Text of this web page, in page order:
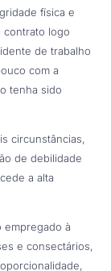
física e
contrato logo
de trabalho
com a
tenha sido
circunstâncias,
de debilidade
a alta
empregado à
e consectários,